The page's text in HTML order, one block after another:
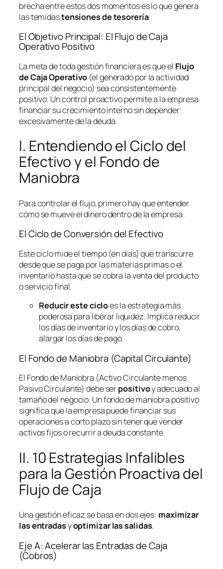
brecha entre estos dos momentos es lo que genera
las temidastensiones de tesorería.
El Objetivo Principal: El Flujo de Caja
Operativo Positivo
La meta de toda gestión financiera es que el Flujo
de Caja Operativo (el generado por la actividad
principal del negocio) sea consistentemente
positivo. Un control proactivo permite a la empresa
financiar su crecimiento interno sin depender
excesivamente de la deuda.
I. Entendiendo el Ciclo del
Efectivo y el Fondo de
Maniobra
Para controlar el flujo, primero hay que entender
cómo se mueve el dinero dentro de la empresa.
El Ciclo de Conversión del Efectivo
Este ciclo mide el tiempo (en días) que transcurre
desde que se paga por las materias primas o el
inventario hasta que se cobra la venta del producto
o servicio final.
Reducir este cicloes la estrategia más
poderosa para liberar liquidez. Implica reducir
los días de inventario y los días de cobro,
alargar los días de pago.
El Fondo de Maniobra (Capital Circulante)
El Fondo de Maniobra (Activo Circulante menos
Pasivo Circulante) debe serpositivoy adecuado al
tamaño del negocio. Un fondo de maniobra positivo
significa que la empresa puede financiar sus
operaciones a corto plazo sin tener que vender
activos fijos o recurrir a deuda constante.
II. 10 Estrategias Infalibles
para la Gestión Proactiva del
Flujo de Caja
Una gestión eficaz se basa en dos ejes: maximizar
las entradasyoptimizar las salidas.
Eje A: Acelerar las Entradas de Caja
(Cobros)